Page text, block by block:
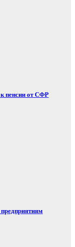
пенсии от СФР